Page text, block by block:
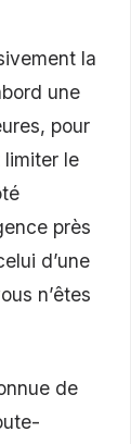
la
une
pour
le
près
d’une
n’êtes
de